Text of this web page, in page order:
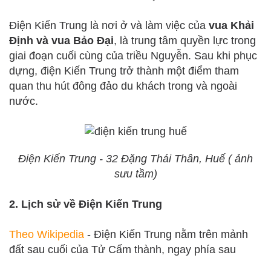
Điện Kiến Trung là nơi ở và làm việc của vua Khải
Định và vua Bảo Đại, là trung tâm quyền lực trong
giai đoạn cuối cùng của triều Nguyễn. Sau khi phục
dựng, điện Kiến Trung trở thành một điểm tham
quan thu hút đông đảo du khách trong và ngoài
nước.
Điện Kiến Trung - 32 Đặng Thái Thân, Huế ( ảnh
sưu tầm)
2. Lịch sử về Điện Kiến Trung
Theo Wikipedia - Điện Kiến Trung nằm trên mảnh
đất sau cuối của Tử Cấm thành, ngay phía sau